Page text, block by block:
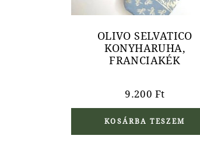
OLIVO SELVATICO
KONYHARUHA,
FRANCIAKÉK
9.200 Ft
KOSÁRBA TESZEM